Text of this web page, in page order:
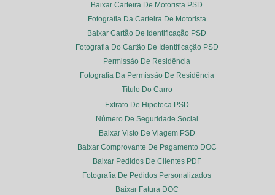
Baixar Carteira De Motorista PSD
Fotografia Da Carteira De Motorista
Baixar Cartão De Identificação PSD
Fotografia Do Cartão De Identificação PSD
Permissão De Residência
Fotografia Da Permissão De Residência
Título Do Carro
Extrato De Hipoteca PSD
Número De Seguridade Social
Baixar Visto De Viagem PSD
Baixar Comprovante De Pagamento DOC
Baixar Pedidos De Clientes PDF
Fotografia De Pedidos Personalizados
Baixar Fatura DOC